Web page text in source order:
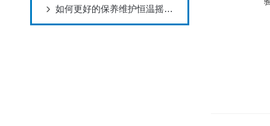
如何更好的保养维护恒温摇床？